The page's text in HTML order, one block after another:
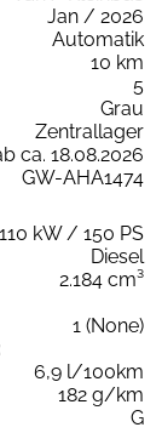
Jan / 2026
Automatik
10 km
5
Grau
Zentrallager
ca. 18.08.2026
GW-AHA1474
110 kW / 150 PS
Diesel
2.184 cm³
1 (None)
6,9 l/100km
182 g/km
G